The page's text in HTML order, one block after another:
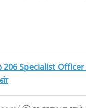
206 Specialist